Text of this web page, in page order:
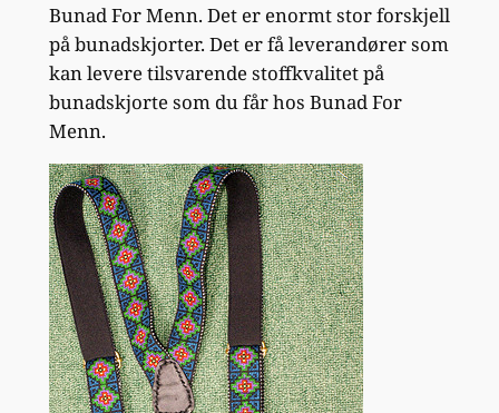
Bunad For Menn. Det er enormt stor forskjell
på bunadskjorter. Det er få leverandører som
kan levere tilsvarende stoffkvalitet på
bunadskjorte som du får hos Bunad For
Menn.